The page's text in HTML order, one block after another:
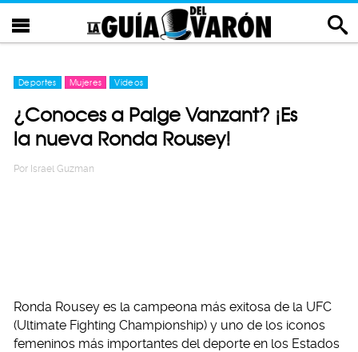
Deportes Mujeres Videos
¿Conoces a Paige Vanzant? ¡Es
la nueva Ronda Rousey!
Por Israel Guzman
Ronda Rousey es la campeona más exitosa de la UFC
(Ultimate Fighting Championship) y uno de los iconos
femeninos más importantes del deporte en los Estados